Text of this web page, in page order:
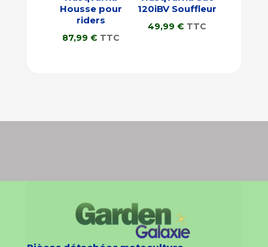
Housse pour
riders
87,99 € TTC
120iBV Souffleur
49,99€ TTC